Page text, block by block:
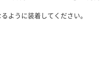
ように装着してください。